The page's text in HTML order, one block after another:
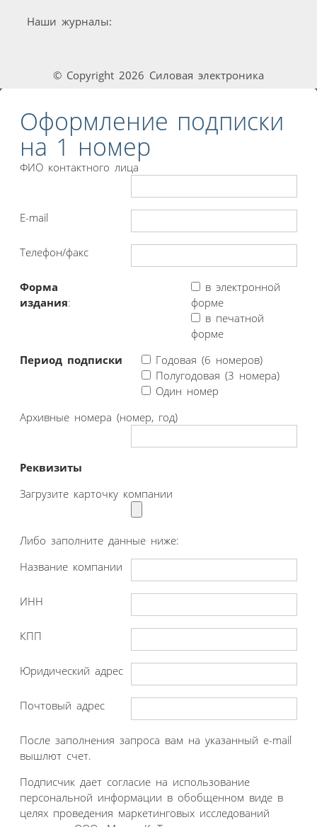
Наши журналы:
© Copyright 2026 Силовая электроника
Оформление подписки
на 1 номер
ФИО контактного лица
E-mail
Телефон/факс
Форма
издания:
в электронной
форме
в печатной
форме
Период подписки
Годовая (6 номеров)
Полугодовая (3 номера)
Один номер
Архивные номера (номер, год)
Реквизиты
Загрузите карточку компании
Либо заполните данные ниже:
Название компании
ИНН
КПП
Юридический адрес
Почтовый адрес
После заполнения запроса вам на указанный e-mail
вышлют счет.
Подписчик дает согласие на использование
персональной информации в обобщенном виде в
целях проведения маркетинговых исследований